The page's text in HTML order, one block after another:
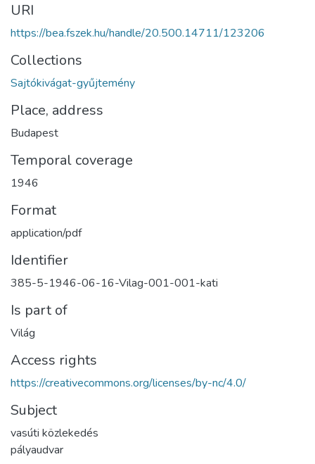
URI
https://bea.fszek.hu/handle/20.500.14711/123206
Collections
Sajtókivágat-gyűjtemény
Place, address
Budapest
Temporal coverage
1946
Format
application/pdf
Identifier
385-5-1946-06-16-Vilag-001-001-kati
Is part of
Világ
Access rights
https://creativecommons.org/licenses/by-nc/4.0/
Subject
vasúti közlekedés
pályaudvar